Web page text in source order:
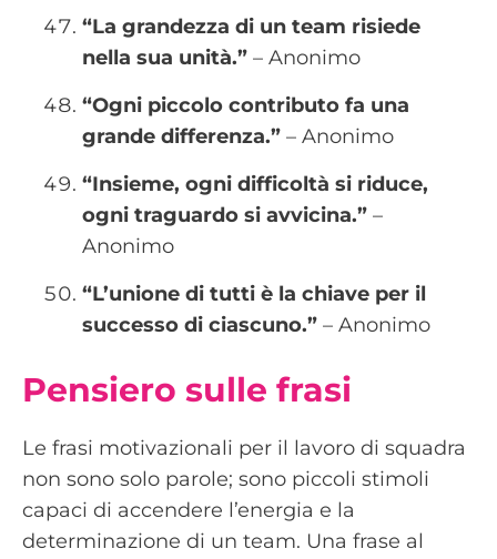
“La grandezza di un team risiede
nella sua unità.” – Anonimo
“Ogni piccolo contributo fa una
grande differenza.” – Anonimo
“Insieme, ogni difficoltà si riduce,
ogni traguardo si avvicina.” –
Anonimo
“L’unione di tutti è la chiave per il
successo di ciascuno.” – Anonimo
Pensiero sulle frasi
Le frasi motivazionali per il lavoro di squadra
non sono solo parole; sono piccoli stimoli
capaci di accendere l’energia e la
determinazione di un team. Una frase al